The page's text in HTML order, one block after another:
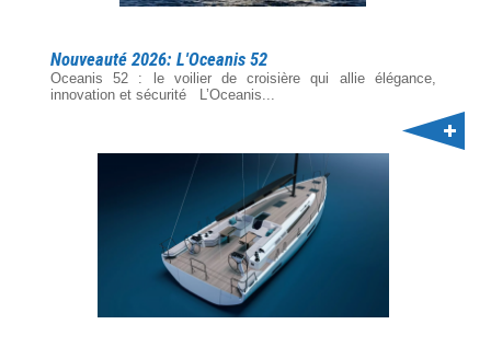
Nouveauté 2026: L'Oceanis 52
Oceanis 52 : le voilier de croisière qui allie élégance,
innovation et sécurité L’Oceanis...